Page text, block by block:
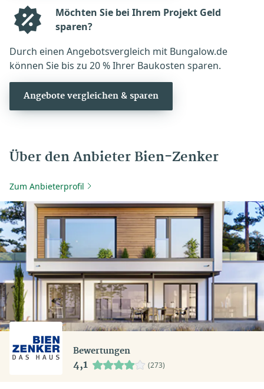
Möchten Sie bei Ihrem Projekt Geld
sparen?
Durch einen Angebotsvergleich mit Bungalow.de
können Sie bis zu 20 % Ihrer Baukosten sparen.
Angebote vergleichen & sparen
Über den Anbieter Bien-Zenker
Zum Anbieterprofil
Bewertungen
4,1 (273)